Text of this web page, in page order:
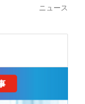
ニュース